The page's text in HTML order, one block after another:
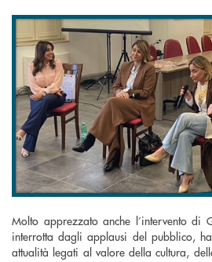
Molto apprezzato anche l’intervento di
interrotta dagli applausi del pubblico,
attualità legati al valore della cultura,